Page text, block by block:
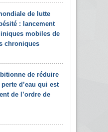
de lutte
: lancement
mobiles de
chroniques
de réduire
perte d’eau qui est
de l’ordre de